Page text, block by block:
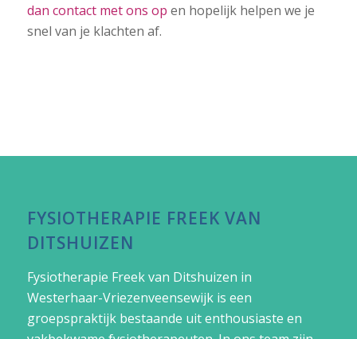
dan contact met ons op en hopelijk helpen we je
snel van je klachten af.
FYSIOTHERAPIE FREEK VAN
DITSHUIZEN
Fysiotherapie Freek van Ditshuizen in
Westerhaar-Vriezenveensewijkis een
groepspraktijk bestaande uit enthousiaste en